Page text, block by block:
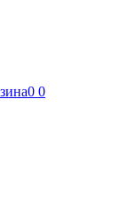
0 0